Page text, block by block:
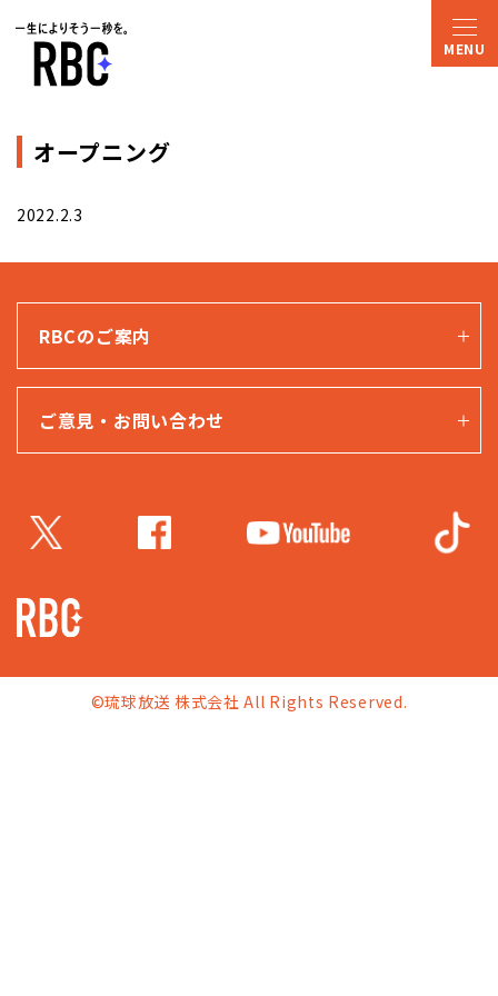
オープニング
2022.2.3
RBCのご案内
ご意見・お問い合わせ
©琉球放送 株式会社 All Rights Reserved.